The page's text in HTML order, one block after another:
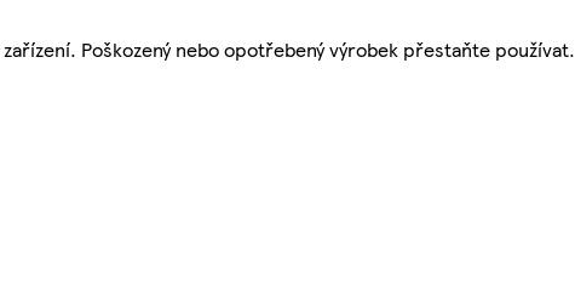
Poškozený nebo opotřebený výrobek přestaňte používat.